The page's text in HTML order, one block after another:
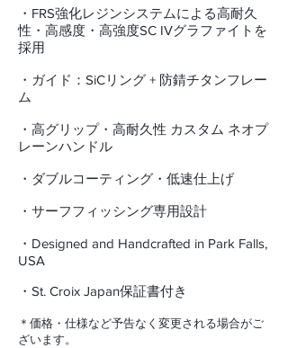
・FRS強化レジンシステムによる高耐久
性・高感度・高強度SC IVグラファイトを
採用
・ガイド：SiCリング + 防錆チタンフレー
ム
・高グリップ・高耐久性 カスタム ネオプ
レーンハンドル
・ダブルコーティング・低速仕上げ
・サーフフィッシング専用設計
・Designed and Handcrafted in Park Falls,
USA
・St. Croix Japan保証書付き
＊価格・仕様など予告なく変更される場合がご
ざいます。